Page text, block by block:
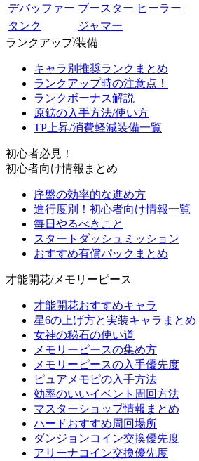
デバッファー ブースター ヒーラー
タンク
ジャマー
ランクアップ/装備
キャラ別推奨ランクまとめ
ランクアップ時の注意点！
ランクボーナス解説
原鉱の入手方法/使い方
TP上昇/消費軽減装備一覧
初心者必見！
初心者向け情報まとめ
序盤の効率的な進め方
進行度別！初心者向け情報一覧
毎日やるべきこと
スタートダッシュミッション
おすすめ有償パックまとめ
才能開花/メモリーピース
才能開花おすすめキャラ
星6の上げ方と実装キャラまとめ
女神の秘石の使い道
メモリーピースの集め方
メモリーピースの入手優先度
ピュアメモピの入手方法
効率のいいイベント周回方法
マスターショップ情報まとめ
ハードおすすめ周回場所
ダンジョンコイン交換優先度
アリーナコイン交換優先度